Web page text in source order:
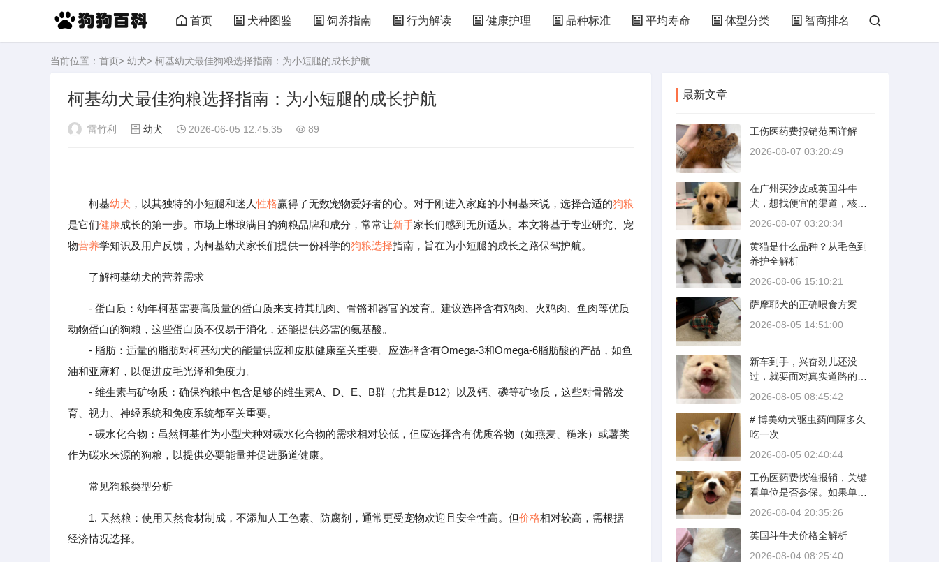
首页 犬种图鉴 饲养指南 行为解读 健康护理 品种标准 平均寿命 体型分类 智商排名
当前位置： 首页> 幼犬> 柯基幼犬最佳狗粮选择指南：为小短腿的成长护航
柯基幼犬最佳狗粮选择指南：为小短腿的成长护航
雷竹利 幼犬 2026-06-05 12:45:35 89
柯基幼犬 ，以其独特的小短腿和迷人性格赢得了无数宠物爱好者的心。对于刚进入家庭的小柯基来说，选择合适的狗粮
是它们健康成长的第一步。市场上琳琅满目的狗粮品牌和成分，常常让新手家长们感到无所适从。本文将基于专业研究、宠
物营养学知识及用户反馈，为柯基幼犬家长们提供一份科学的狗粮选择指南，旨在为小短腿的成长之路保驾护航。
了解柯基幼犬的营养需求
- 蛋白质：幼年柯基需要高质量的蛋白质来支持其肌肉、骨骼和器官的发育。建议选择含有鸡肉、火鸡肉、鱼肉等优质
动物蛋白的狗粮，这些蛋白质不仅易于消化，还能提供必需的氨基酸。
- 脂肪：适量的脂肪对柯基幼犬的能量供应和皮肤健康至关重要。应选择含有Omega-3和Omega-6脂肪酸的产品，如鱼
油和亚麻籽，以促进皮毛光泽和免疫力。
- 维生素与矿物质：确保狗粮中包含足够的维生素A、D、E、B群（尤其是B12）以及钙、磷等矿物质，这些对骨骼发
育、视力、神经系统和免疫系统都至关重要。
- 碳水化合物：虽然柯基作为小型犬种对碳水化合物的需求相对较低，但应选择含有优质谷物（如燕麦、糙米）或薯类
作为碳水来源的狗粮，以提供必要能量并促进肠道健康。
常见狗粮类型分析
1. 天然粮：使用天然食材制成，不添加人工色素、防腐剂，通常更受宠物欢迎且安全性高。但价格相对较高，需根据
经济情况选择。
最新文章
工伤医药费报销范围详解
2026-08-07 03:20:49
在广州买沙皮或英国斗牛
犬，想找便宜的渠道，核心
是分清“便宜”和“捡漏”的界
种，价格比北方城市有优
势；英国斗牛犬则完全是另
一套行情。下面直接说具体
间。
2026-08-07 03:20:34
黄猫是什么品种？从毛色到
养护全解析
2026-08-06 15:10:21
萨摩耶犬的正确喂食方案
2026-08-05 14:51:00
新车到手，兴奋劲儿还没
过，就要面对真实道路的考
验。新手开新车上路，最怕
况和路况的双重陌生。磨合
期内，发动机转速控制在200
0到3000转之间，时速尽量
机的保守，而是活塞和气缸
壁需要时间完成精细贴合。
多数车型说明书里都写了前1
着做的司机不到三成。
2026-08-05 08:45:42
# 博美幼犬驱虫药间隔多久
吃一次
2026-08-05 02:40:44
工伤医药费找谁报销，关键
看单位是否参保。如果单位
给你交了工伤保险，费用由
参保，那就由单位自己掏
钱。很多人受伤后一头雾
2026-08-04 20:35:26
英国斗牛犬价格全解析
2026-08-04 08:25:40